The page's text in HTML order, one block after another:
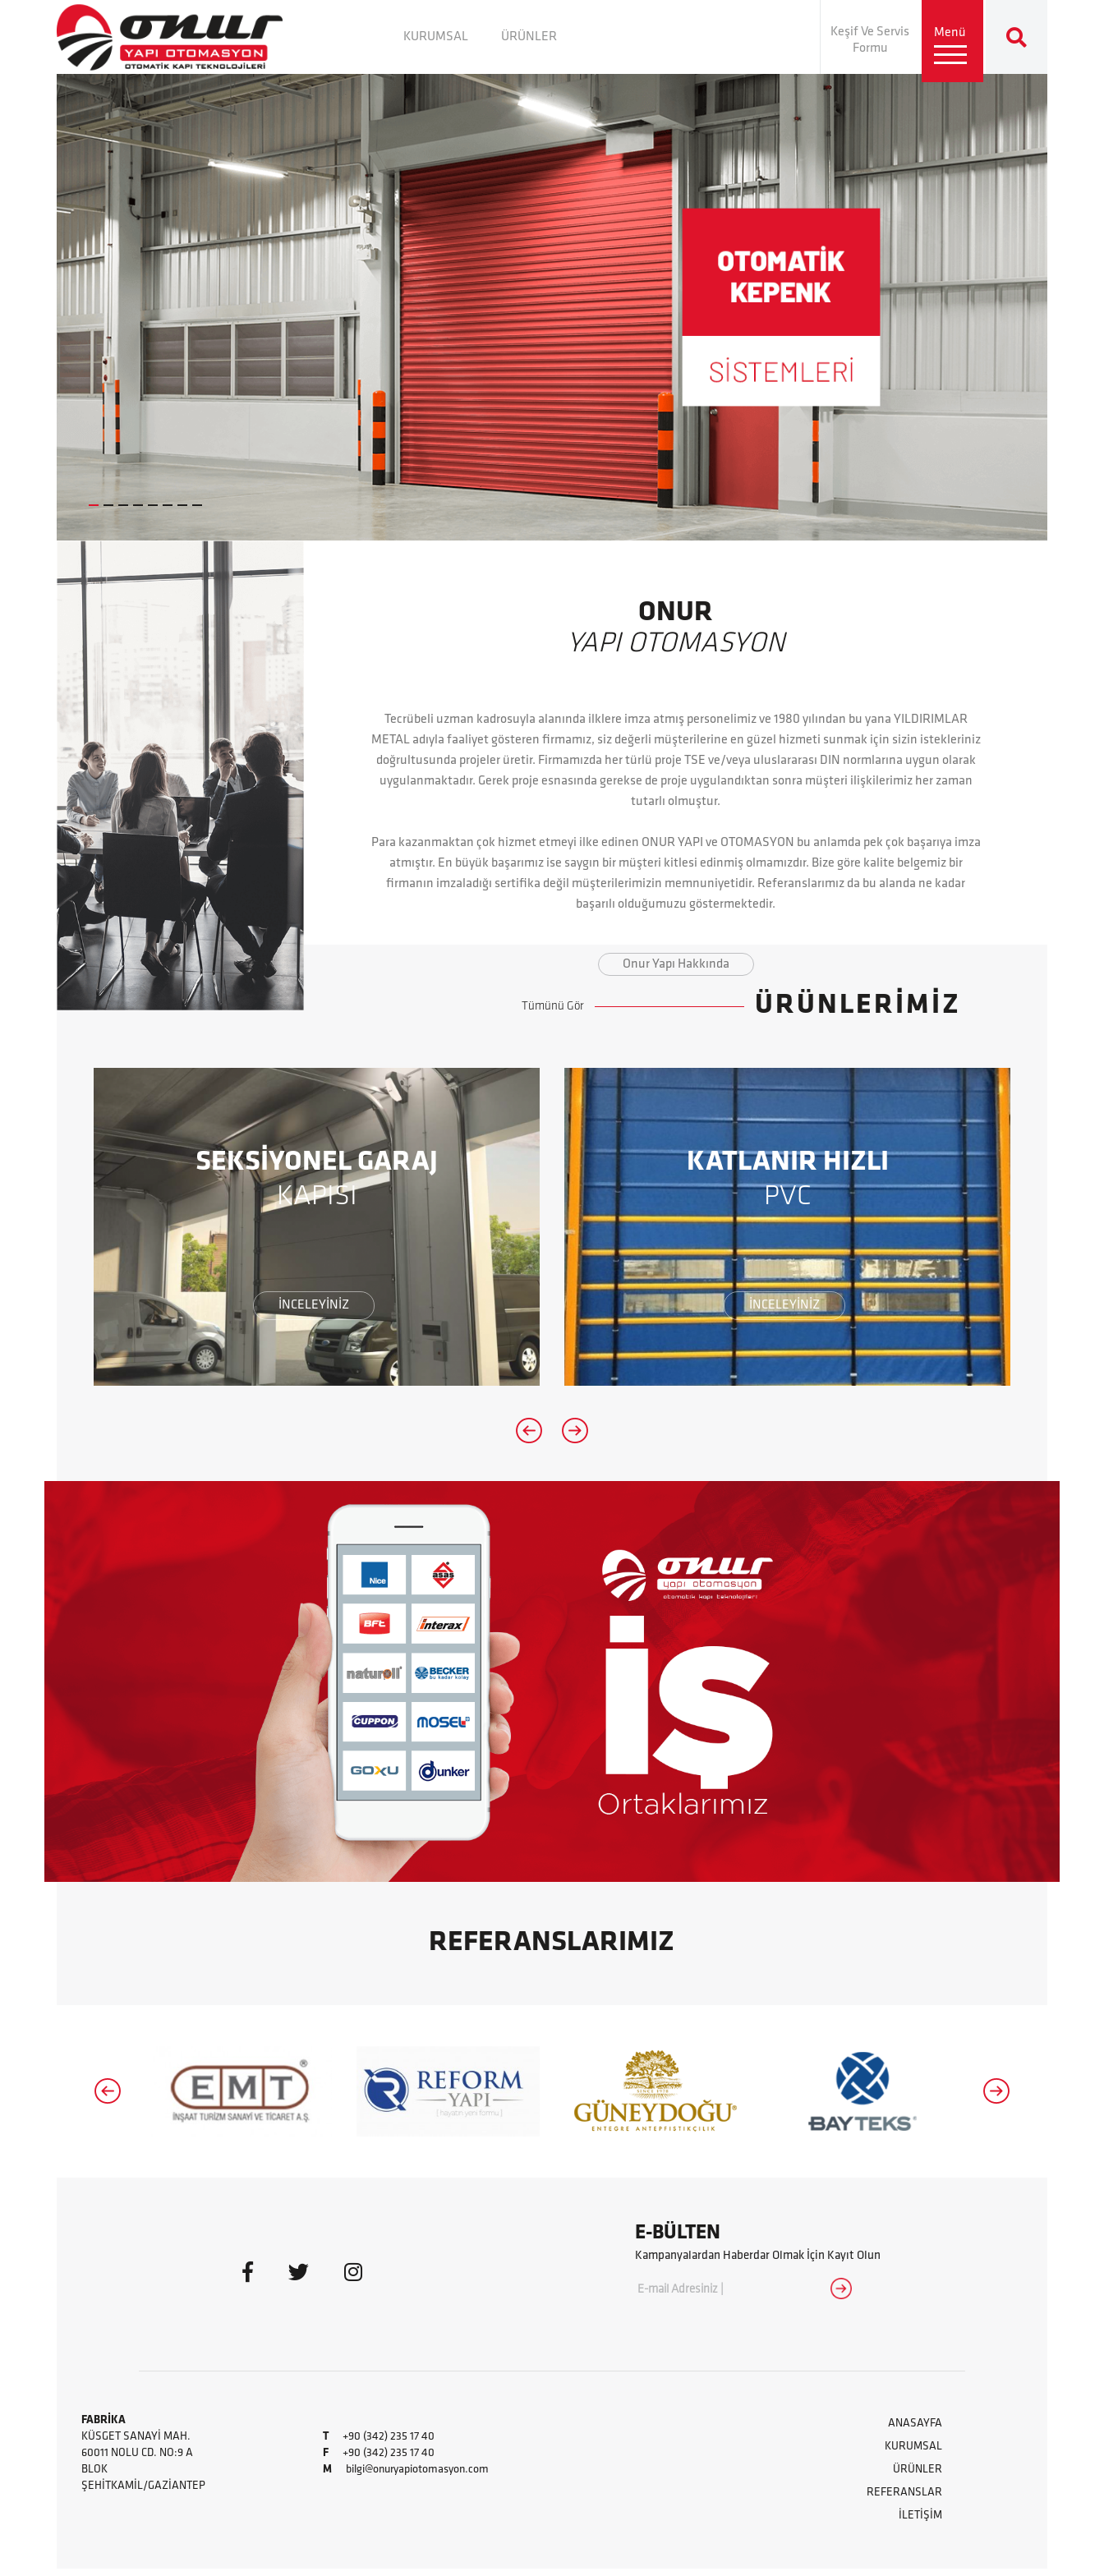
KURUMSAL ÜRÜNLER
Keşif Ve Servis
Formu
Menü
ONUR
YAPI OTOMASYON
Tecrübeli uzman kadrosuyla alanında ilklere imza atmış personelimiz ve 1980 yılından bu yana YILDIRIMLAR
METAL adıyla faaliyet gösteren firmamız, siz değerli müşterilerine en güzel hizmeti sunmak için sizin istekleriniz
doğrultusunda projeler üretir. Firmamızda her türlü proje TSE ve/veya uluslararası DIN normlarına uygun olarak
uygulanmaktadır. Gerek proje esnasında gerekse de proje uygulandıktan sonra müşteri ilişkilerimiz her zaman
tutarlı olmuştur.
Para kazanmaktan çok hizmet etmeyi ilke edinen ONUR YAPI ve OTOMASYON bu anlamda pek çok başarıya imza
atmıştır. En büyük başarımız ise saygın bir müşteri kitlesi edinmiş olmamızdır. Bize göre kalite belgemiz bir
firmanın imzaladığı sertifika değil müşterilerimizin memnuniyetidir. Referanslarımız da bu alanda ne kadar
başarılı olduğumuzu göstermektedir.
Onur Yapı Hakkında
Tümünü Gör ÜRÜNLERİMİZ
SEKSİYONEL GARAJ
KAPISI
İNCELEYİNİZ
KATLANIR HIZLI
PVC
İNCELEYİNİZ
REFERANSLARIMIZ
E-BÜLTEN
Kampanyalardan Haberdar Olmak İçin Kayıt Olun
E-mail Adresiniz |
FABRİKA
KÜSGET SANAYI MAH.
60011 NOLU CD. NO:9 A
BLOK
ŞEHITKAMIL/GAZIANTEP
T
+90 (342) 235 17 40
F+90 (342) 235 17 40
M
bilgi@onuryapiotomasyon.com
ANASAYFA
KURUMSAL
ÜRÜNLER
REFERANSLAR
İLETİŞİM